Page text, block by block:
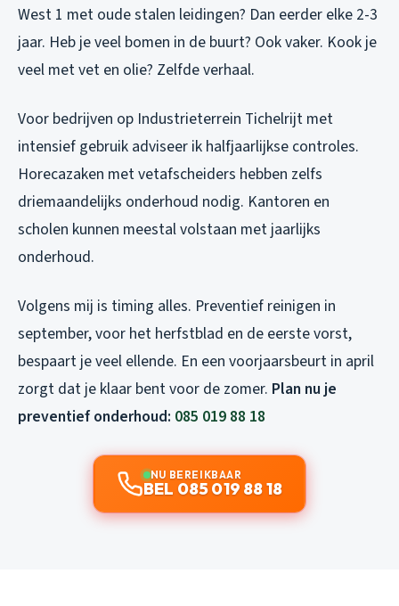
West 1 met oude stalen leidingen? Dan eerder elke 2-3
jaar. Heb je veel bomen in de buurt? Ook vaker. Kook je
veel met vet en olie? Zelfde verhaal.
Voor bedrijven op Industrieterrein Tichelrijt met
intensief gebruik adviseer ik halfjaarlijkse controles.
Horecazaken met vetafscheiders hebben zelfs
driemaandelijks onderhoud nodig. Kantoren en
scholen kunnen meestal volstaan met jaarlijks
onderhoud.
Volgens mij is timing alles. Preventief reinigen in
september, voor het herfstblad en de eerste vorst,
bespaart je veel ellende. En een voorjaarsbeurt in april
zorgt dat je klaar bent voor de zomer. Plan nu je
preventief onderhoud: 085 019 88 18
NU BEREIKBAAR
BEL 085 019 88 18